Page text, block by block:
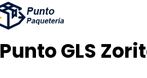
Punto GLS